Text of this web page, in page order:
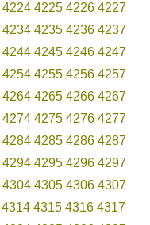
4224 4225 4226 4227
4234 4235 4236 4237
4244 4245 4246 4247
4254 4255 4256 4257
4264 4265 4266 4267
4274 4275 4276 4277
4284 4285 4286 4287
4294 4295 4296 4297
4304 4305 4306 4307
4314 4315 4316 4317